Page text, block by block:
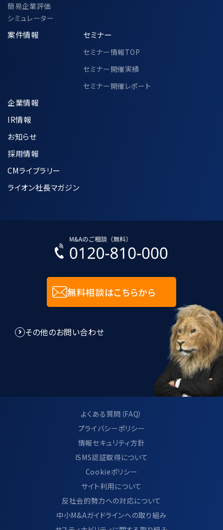
中小企業庁、一般社団法人M&A支援機関
協会、その他各公的機関での個人情報の共
同利用に関して、別途以下ページにて定め
https://www.ma-cp.com/privacy-
policy/joint-use/
必要な範囲内で正確かつ最新の状態に
保つように努めます。
壊、改竄及び漏洩などを防止するために
入力された個人情報に関しては、SSL技
8.個人情報管理規程に関して
当社は、個人情報管理規程を制定し、個
人情報に関する法令及びその他の規範に
適合させ、これらを遵守いたします。
当社は、個人情報管理規程の見直し及び
改善を継続的に行います。
9.サイト利用について
当サイトのご利用方法につきましては、別
ページ「 サイトのご利用について」に記載し
ております。
https://www.ma-cp.com/terms-of-
簡易企業評価
シミュレーター
案件情報 セミナー
セミナー情報TOP
セミナー開催実績
セミナー開催レポート
企業情報
IR情報
お知らせ
採用情報
CMライブラリー
ライオン社長マガジン
無料相談はこちらから
その他のお問い合わせ
よくある質問（FAQ）
プライバシーポリシー
情報セキュリティ方針
ISMS認証取得について
Cookieポリシー
サイト利用について
反社会的勢力への対応について
中小M&Aガイドラインへの取り組み